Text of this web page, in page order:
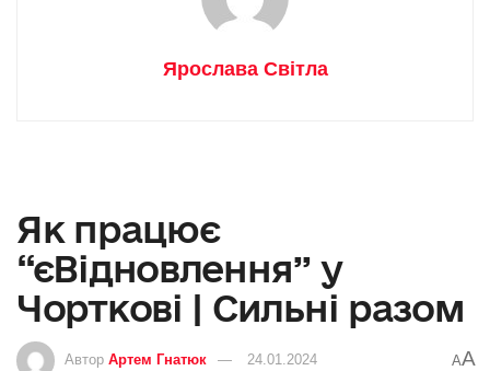
Ярослава Світла
Як працює
“єВідновлення” у
Чорткові | Сильні разом
Автор Артем Гнатюк 24.01.2024 AA